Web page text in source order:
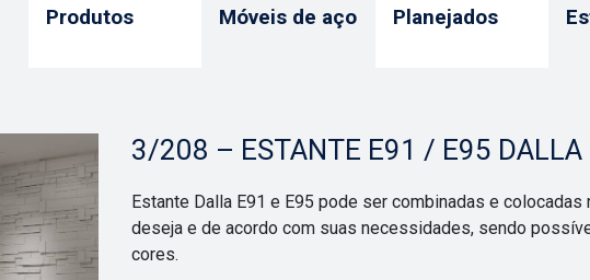
Produtos
Móveis de aço
Planejados
3/208 – ESTANTE E91 / E95 DALLA
Estante Dalla E91 e E95 pode ser combinadas e colocadas
deseja e de acordo com suas necessidades, sendo
cores.